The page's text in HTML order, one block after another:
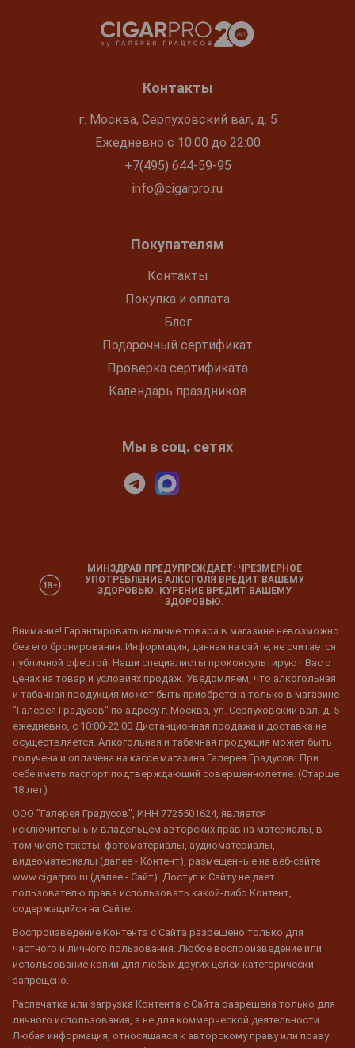
Контакты
г. Москва, Серпуховский вал, д. 5
Ежедневно с 10:00 до 22:00
+7(495) 644-59-95
info@cigarpro.ru
Покупателям
Контакты
Покупка и оплата
Блог
Подарочный сертификат
Проверка сертификата
Календарь праздников
Мы в соц. сетях
МИНЗДРАВ ПРЕДУПРЕЖДАЕТ: ЧРЕЗМЕРНОЕ
УПОТРЕБЛЕНИЕ АЛКОГОЛЯ ВРЕДИТ ВАШЕМУ
ЗДОРОВЬЮ. КУРЕНИЕ ВРЕДИТ ВАШЕМУ
ЗДОРОВЬЮ.
Внимание! Гарантировать наличие товара в магазине невозможно
без его бронирования. Информация, данная на сайте, не считается
публичной офертой. Наши специалисты проконсультируют Вас о
ценах на товар и условиях продаж. Уведомляем, что алкогольная
и табачная продукция может быть приобретена только в магазине
"Галерея Градусов" по адресу г. Москва, ул. Серпуховский вал, д. 5
ежедневно, с 10:00-22:00 Дистанционная продажа и доставка не
осуществляется. Алкогольная и табачная продукция может быть
получена и оплачена на кассе магазина Галерея Градусов. При
себе иметь паспорт подтверждающий совершеннолетие. (Старше
18 лет)
ООО "Галерея Градусов", ИНН 7725501624, является
исключительным владельцем авторских прав на материалы, в
том числе тексты, фотоматериалы, аудиоматериалы,
видеоматериалы (далее - Контент), размещенные на веб-сайте
www.cigarpro.ru (далее - Сайт). Доступ к Сайту не дает
пользователю права использовать какой-либо Контент,
содержащийся на Сайте.
Воспроизведение Контента с Сайта разрешено только для
частного и личного пользования. Любое воспроизведение или
использование копий для любых других целей категорически
запрещено.
Распечатка или загрузка Контента с Сайта разрешена только для
личного использования, а не для коммерческой деятельности.
Любая информация, относящаяся к авторскому праву или праву